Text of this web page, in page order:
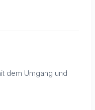
dem Umgang und